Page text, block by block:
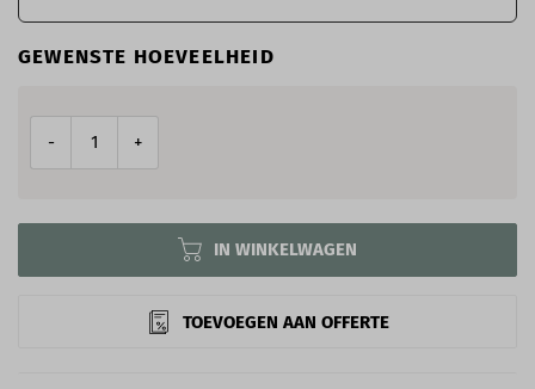
GEWENSTE HOEVEELHEID
- +
IN WINKELWAGEN
TOEVOEGEN AAN OFFERTE